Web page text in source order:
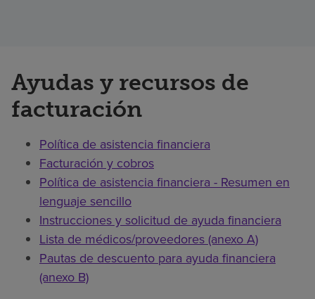
Ayudas y recursos de
facturación
Política de asistencia financiera
Facturación y cobros
Política de asistencia financiera - Resumen en
lenguaje sencillo
Instrucciones y solicitud de ayuda financiera
Lista de médicos/proveedores (anexo A)
Pautas de descuento para ayuda financiera
(anexo B)